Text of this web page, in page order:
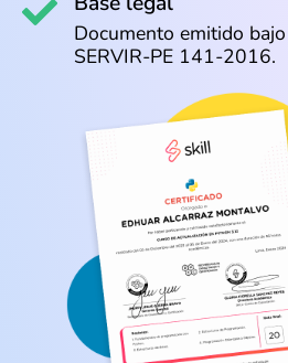
Documento emitido
SERVIR-PE 141-2016.